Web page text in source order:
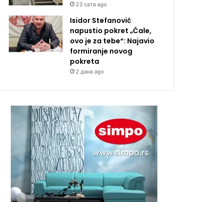
23 сата ago
Isidor Stefanović
napustio pokret „Ćale,
ovo je za tebe“: Najavio
formiranje novog
pokreta
2 дана ago